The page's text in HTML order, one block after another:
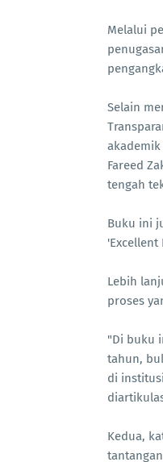
Melalui
Selain
Fareed
tengah
Buku ini
Lebih
proses
"Di buku
tahun,
di
Kedua,